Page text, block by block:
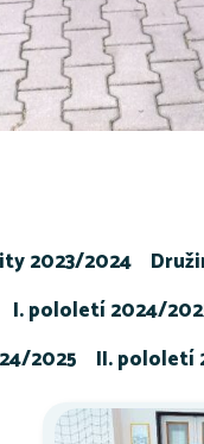
2023/2024
I. pololetí 2024/
2025 II. pololetí